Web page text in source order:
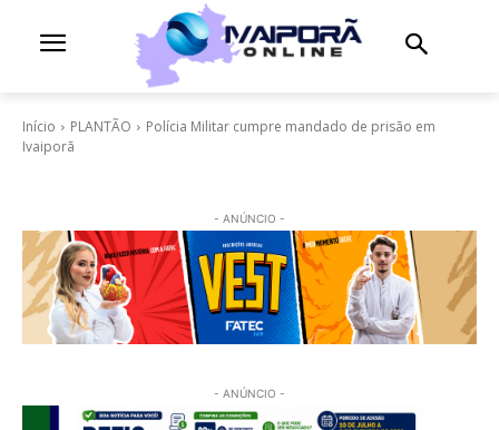
Início PLANTÃO
Polícia Militar cumpre mandado de prisão em
Ivaiporã
- ANÚNCIO -
- ANÚNCIO -